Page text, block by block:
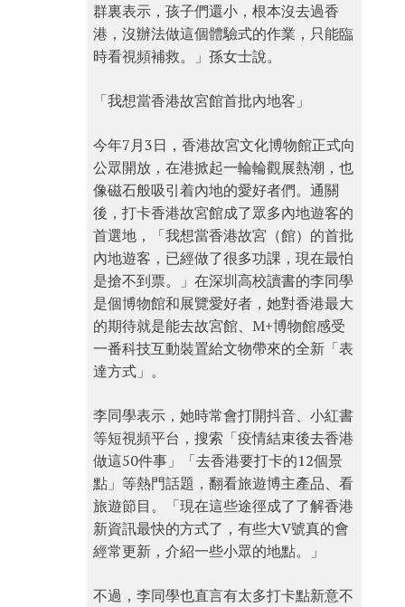
群裏表示，孩子們還小，根本沒去過香
港，沒辦法做這個體驗式的作業，只能臨
時看視頻補救。」孫女士說。
「我想當香港故宮館首批內地客」
今年7月3日，香港故宮文化博物館正式向
公眾開放，在港掀起一輪輪觀展熱潮，也
像磁石般吸引着內地的愛好者們。通關
後，打卡香港故宮館成了眾多內地遊客的
首選地，「我想當香港故宮（館）的首批
內地遊客，已經做了很多功課，現在最怕
是搶不到票。」在深圳高校讀書的李同學
是個博物館和展覽愛好者，她對香港最大
的期待就是能去故宮館、M+博物館感受
一番科技互動裝置給文物帶來的全新「表
達方式」。
李同學表示，她時常會打開抖音、小紅書
等短視頻平台，搜索「疫情結束後去香港
做這50件事」「去香港要打卡的12個景
點」等熱門話題，翻看旅遊博主產品、看
旅遊節目。「現在這些途徑成了了解香港
新資訊最快的方式了，有些大V號真的會
經常更新，介紹一些小眾的地點。」
不過，李同學也直言有太多打卡點新意不